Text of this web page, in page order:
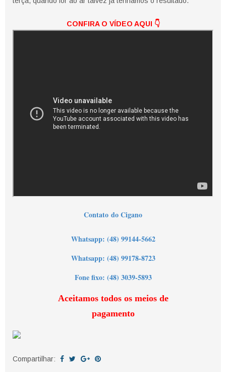
CONFIRA O VÍDEO AQUI 👇
Contato do Cigano
Whatsapp: (48) 99144-5662
Whatsapp: (48) 99178-8723
Fone fixo: (48) 3039-5893
Aceitamos todos os meios de
pagamento
Compartilhar: